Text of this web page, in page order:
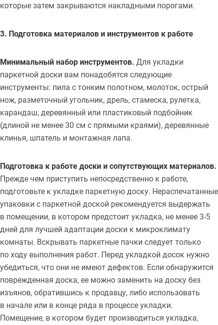
которые затем закрываются накладными порогами.
3. Подготовка материалов и инструментов к работе
Минимальный набор инструментов. Для укладки
паркетной доски вам понадобятся следующие
инструменты: пила с тонким полотном, молоток, острый
нож, разметочный угольник, дрель, стамеска, рулетка,
карандаш, деревянный или пластиковый подбойник
(длиной не менее 30 см с прямыми краями), деревянные
клинья, шпатель и монтажная лапа.
Подготовка к работе доски и сопутствующих материалов.
Прежде чем приступить непосредственно к работе,
подготовьте к укладке паркетную доску. Нераспечатанные
упаковки с паркетной доской рекомендуется выдержать
в помещении, в котором предстоит укладка, не менее 3-5
дней для лучшей адаптации доски к микроклимату
комнаты. Вскрывать паркетные пачки следует только
по ходу выполнения работ. Перед укладкой досок нужно
убедиться, что они не имеют дефектов. Если обнаружится
поврежденная доска, ее можно заменить на доску без
изъянов, обратившись к продавцу, либо использовать
в начале или в конце ряда в процессе укладки.
Помещение, в котором будет производиться укладка,